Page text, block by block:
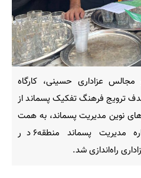
عزاداری حسینی، کارگاه
ترویج فرهنگ تفکیک پسماند از
نوین مدیریت پسماند، به همت
کارشناسان و آموزشگران اداره مدیریت پسماند منطقه۶ در
راه‌اندازی شد.